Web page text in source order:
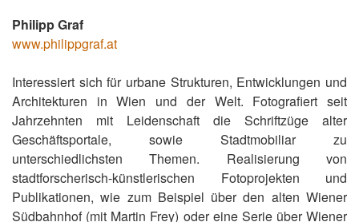
Philipp Graf
www.philippgraf.at
Interessiert sich für urbane Strukturen, Entwicklungen und
Architekturen in Wien und der Welt. Fotografiert seit
Jahrzehnten mit Leidenschaft die Schriftzüge alter
Geschäftsportale, sowie Stadtmobiliar zu
unterschiedlichsten Themen. Realisierung von
stadtforscherisch-künstlerischen Fotoprojekten und
Publikationen, wie zum Beispiel über den alten Wiener
Südbahnhof (mit Martin Frey) oder eine Serie über Wiener